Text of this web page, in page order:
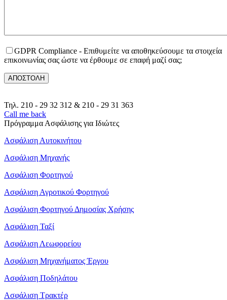
GDPR Compliance - Επιθυμείτε να αποθηκεύσουμε τα στοιχεία
επικοινωνίας σας ώστε να έρθουμε σε επαφή μαζί σας;
Τηλ. 210 - 29 32 312 & 210 - 29 31 363
Call me back
Πρόγραμμα Ασφάλισης για Ιδιώτες
Ασφάλιση Αυτοκινήτου
Ασφάλιση Μηχανής
Ασφάλιση Φορτηγού
Ασφάλιση Αγροτικού Φορτηγού
Ασφάλιση Φορτηγού Δημοσίας Χρήσης
Ασφάλιση Ταξί
Ασφάλιση Λεωφορείου
Ασφάλιση Μηχανήματος Έργου
Ασφάλιση Ποδηλάτου
Ασφάλιση Τρακτέρ